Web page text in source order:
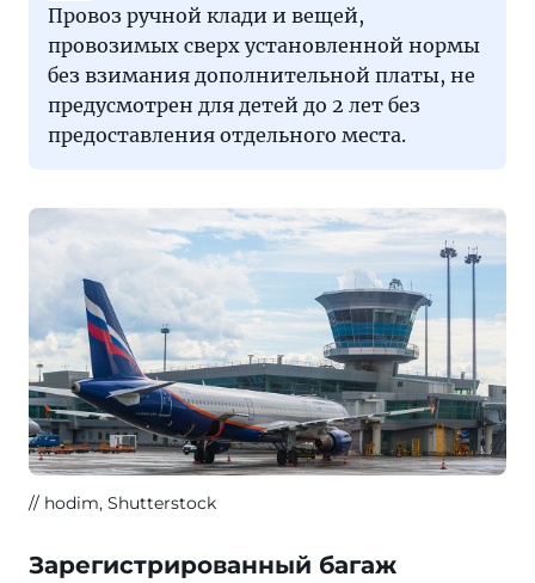
Провоз ручной клади и вещей,
провозимых сверх установленной нормы
без взимания дополнительной платы, не
предусмотрен для детей до 2 лет без
предоставления отдельного места.
hodim, Shutterstock
Зарегистрированный багаж